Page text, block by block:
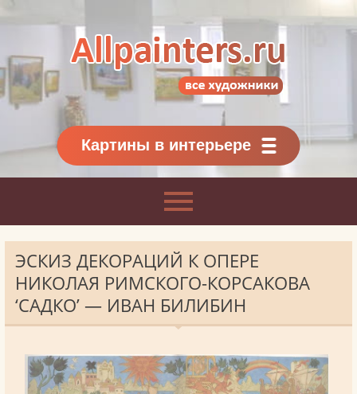
Картины классиков
и современников
Картины в интерьере
ЭСКИЗ ДЕКОРАЦИЙ К ОПЕРЕ
НИКОЛАЯ РИМСКОГО-КОРСАКОВА
‘САДКО’ — ИВАН БИЛИБИН